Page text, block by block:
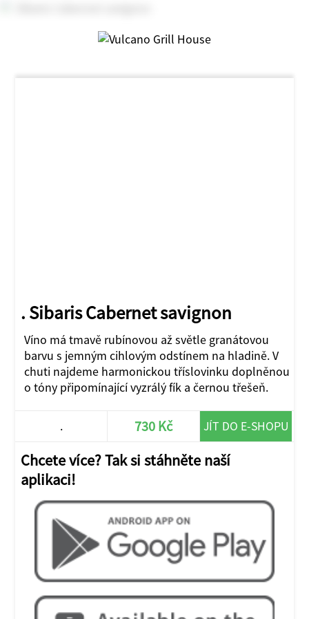
. Sibaris Cabernet savignon
Víno má tmavě rubínovou až světle granátovou
barvu s jemným cihlovým odstínem na hladině. V
chuti najdeme harmonickou tříslovinku doplněnou
o tóny připomínající vyzrálý fík a černou třešeň.
. 730 Kč JÍT DO E-SHOPU
Chcete více? Tak si stáhněte naší
aplikaci!